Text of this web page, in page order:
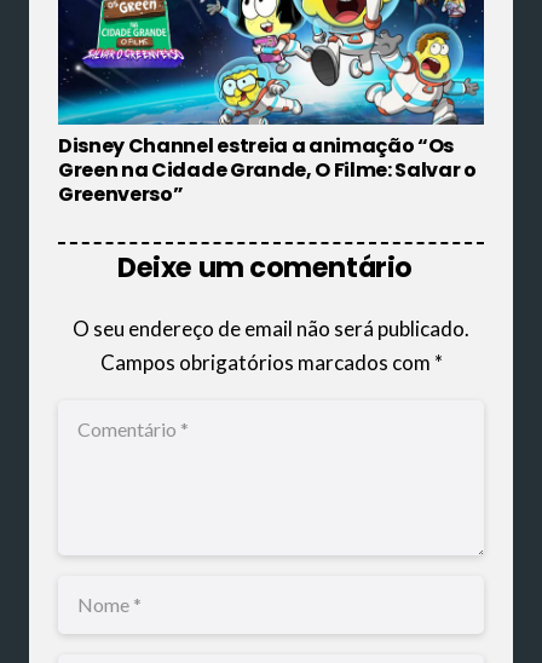
Disney Channel estreia a animação “Os
Green na Cidade Grande, O Filme: Salvar o
Greenverso”
Deixe um comentário
O seu endereço de email não será publicado.
Campos obrigatórios marcados com *